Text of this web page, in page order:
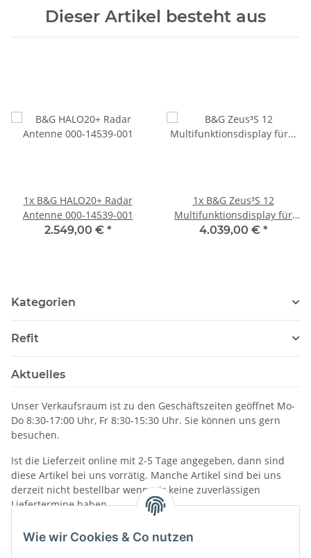
Wie wir Cookies & Co nutzen
Dieser Artikel besteht aus
1x B&G HALO20+ Radar
Antenne 000-14539-001
2.549,00 € *
1x B&G Zeus³S 12
Multifunktionsdisplay für
Segelyachten 000-15412-002
4.039,00 € *
Kategorien
Refit
Aktuelles
Unser Verkaufsraum ist zu den Geschäftszeiten geöffnet Mo-
Do 8:30-17:00 Uhr, Fr 8:30-15:30 Uhr. Sie können uns gern
besuchen.
Ist die Lieferzeit online mit 2-5 Tage angegeben, dann sind
diese Artikel bei uns vorrätig. Manche Artikel sind bei uns
derzeit nicht bestellbar wenn wir keine zuverlässigen
Liefertermine haben.
Informationen